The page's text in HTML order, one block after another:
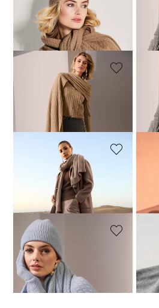
MADELEINE
L'ensemble 2 pièces en cachemire
89,97 €149,95 €
89,97
MADELEINE
Écharpe. Pur cachemire
209,95 €
Écharpe en cachemire
179,95 €
MADELEINE
Écharpe. Pur cachemire
189,95 €209,95 €